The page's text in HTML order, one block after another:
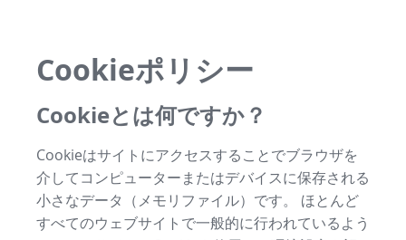
Cookieポリシー
Cookieとは何ですか？
Cookieはサイトにアクセスすることでブラウザを
介してコンピューターまたはデバイスに保存される
小さなデータ（メモリファイル）です。 ほとんど
すべてのウェブサイトで一般的に行われているよう